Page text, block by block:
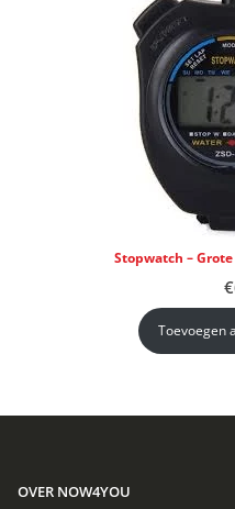
Stopwatch –
€
Toevoegen
OVER NOW4YOU